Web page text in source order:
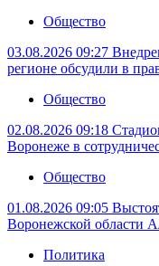
Общество
03.08.2026 09:27
регионе обсудили в
Общество
02.08.2026 09:18
Воронеже в
Общество
01.08.2026 09:05
Воронежской области
Политика